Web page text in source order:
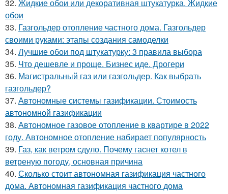
32. Жидкие обои или декоративная штукатурка. Жидкие
обои
33. Газгольдер отопление частного дома. Газгольдер
своими руками: этапы создания самоделки
34. Лучшие обои под штукатурку: 3 правила выбора
35. Что дешевле и проще. Бизнес иде. Дрогери
36. Магистральный газ или газгольдер. Как выбрать
газгольдер?
37. Автономные системы газификации. Стоимость
автономной газификации
38. Автономное газовое отопление в квартире в 2022
году. Автономное отопление набирает популярность
39. Газ, как ветром сдуло. Почему гаснет котел в
ветреную погоду, основная причина
40. Сколько стоит автономная газификация частного
дома. Автономная газификация частного дома